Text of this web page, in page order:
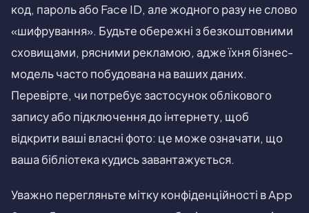
код, пароль або Face ID, але жодного разу не слово
«шифрування». Будьте обережні з безкоштовними
сховищами, рясними рекламою, адже їхня бізнес-
модель часто побудована на ваших даних.
Перевірте, чи потребує застосунок облікового
запису або підключення до інтернету, щоб
відкрити ваші власні фото: це може означати, що
ваша бібліотека кудись завантажується.
Уважно перегляньте мітку конфіденційності в App